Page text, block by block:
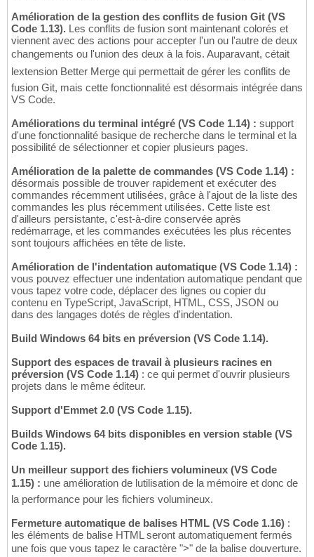
Amélioration de la gestion des conflits de fusion Git (VS
Code 1.13). Les conflits de fusion sont maintenant colorés et
viennent avec des actions pour accepter l'un ou l'autre de deux
changements ou l'union des deux à la fois. Auparavant, cétait
lextension Better Merge qui permettait de gérer les conflits de
fusion Git, mais cette fonctionnalité est désormais intégrée dans
VS Code.
Améliorations du terminal intégré (VS Code 1.14) : support
d'une fonctionnalité basique de recherche dans le terminal et la
possibilité de sélectionner et copier plusieurs pages.
Amélioration de la palette de commandes (VS Code 1.14) :
désormais possible de trouver rapidement et exécuter des
commandes récemment utilisées, grâce à l'ajout de la liste des
commandes les plus récemment utilisées. Cette liste est
d'ailleurs persistante, c'est-à-dire conservée après
redémarrage, et les commandes exécutées les plus récentes
sont toujours affichées en tête de liste.
Amélioration de l'indentation automatique (VS Code 1.14) :
vous pouvez effectuer une indentation automatique pendant que
vous tapez votre code, déplacer des lignes ou copier du
contenu en TypeScript, JavaScript, HTML, CSS, JSON ou
dans des langages dotés de règles d'indentation.
Build Windows 64 bits en préversion (VS Code 1.14).
Support des espaces de travail à plusieurs racines en
préversion (VS Code 1.14) : ce qui permet d'ouvrir plusieurs
projets dans le même éditeur.
Support d'Emmet 2.0 (VS Code 1.15).
Builds Windows 64 bits disponibles en version stable (VS
Code 1.15).
Un meilleur support des fichiers volumineux (VS Code
1.15) : une amélioration de lutilisation de la mémoire et donc de
la performance pour les fichiers volumineux.
Fermeture automatique de balises HTML (VS Code 1.16) :
les éléments de balise HTML seront automatiquement fermés
une fois que vous tapez le caractère ">" de la balise douverture.